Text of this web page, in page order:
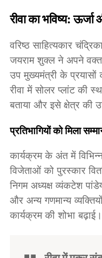
रीवाकाभविष्य:ऊर्जा
वरिष्ठ साहित्यकार
जयराम शुक्ल ने अपने
उप मुख्यमंत्री के प्रयासों
रीवा में सोलर प्लांट की
बताया और इसे क्षेत्र की
प्रतिभागियोंकोमिला
कार्यक्रम के अंत में
विजेताओं को पुरस्कार
निगम अध्यक्ष व्यंकटेश
और अन्य गणमान्य
कार्यक्रम की शोभा बढ़ाई।